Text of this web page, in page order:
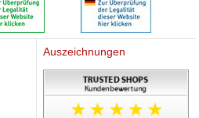
Auszeichnungen